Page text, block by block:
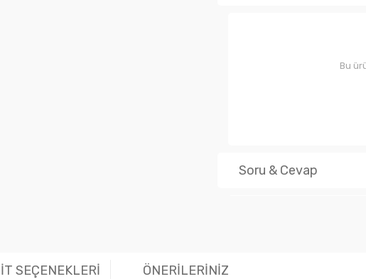
Bu
Soru & Cevap
SEÇENEKLERİ ÖNERİLERİNİZ